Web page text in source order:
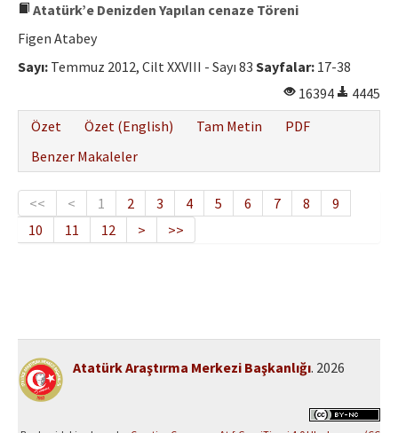
Atatürk’e Denizden Yapılan cenaze Töreni
Figen Atabey
Sayı: Temmuz 2012, Cilt XXVIII - Sayı 83 Sayfalar: 17-38
16394
4445
Özet
Özet (English) Tam Metin
PDF
Benzer Makaleler
<< < 1 2 3 4 5 6 7 8
9
10
11 12 > >>
Atatürk Araştırma Merkezi Başkanlığı. 2026